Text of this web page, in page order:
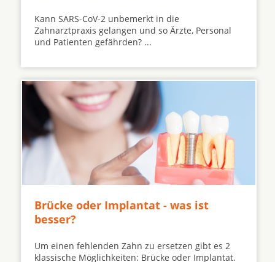
Kann SARS-CoV-2 unbemerkt in die
Zahnarztpraxis gelangen und so Ärzte, Personal
und Patienten gefährden? ...
Brücke oder Implantat - was ist
besser?
Um einen fehlenden Zahn zu ersetzen gibt es 2
klassische Möglichkeiten: Brücke oder Implantat.